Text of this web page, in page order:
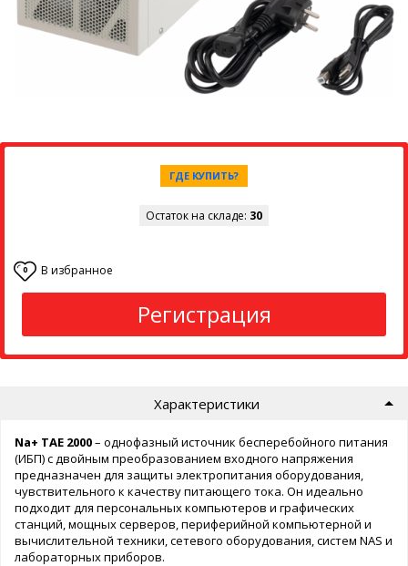
ГДЕ КУПИТЬ?
Остаток на складе: 30
0 В избранное
Регистрация
Характеристики
Na+ TAE 2000– однофазный источник бесперебойного питания
(ИБП) с двойным преобразованием входного напряжения
предназначен для защиты электропитания оборудования,
чувствительного к качеству питающего тока. Он идеально
подходит для персональных компьютеров и графических
станций, мощных серверов, периферийной компьютерной и
вычислительной техники, сетевого оборудования, систем NAS и
лабораторных приборов.